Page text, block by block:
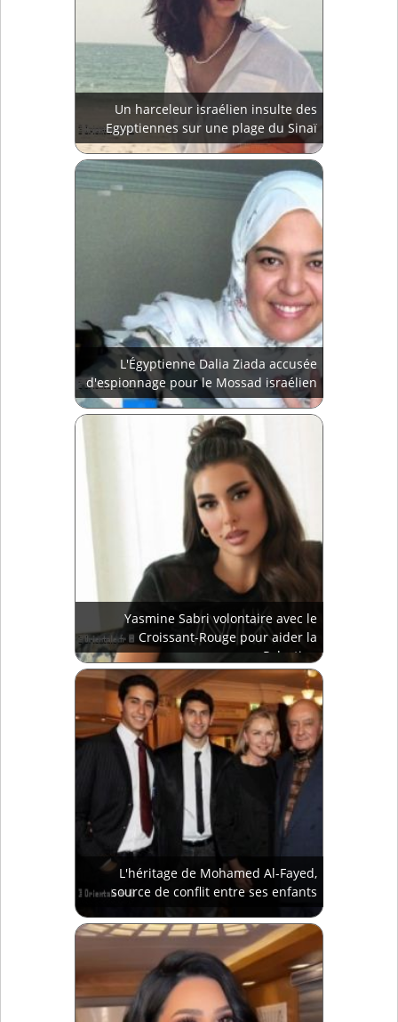
Un harceleur israélien insulte des
Egyptiennes sur une plage du Sinaï
L'Égyptienne Dalia Ziada accusée
d'espionnage pour le Mossad israélien
Yasmine Sabri volontaire avec le
Croissant-Rouge pour aider la
Palestine
L'héritage de Mohamed Al-Fayed,
source de conflit entre ses enfants